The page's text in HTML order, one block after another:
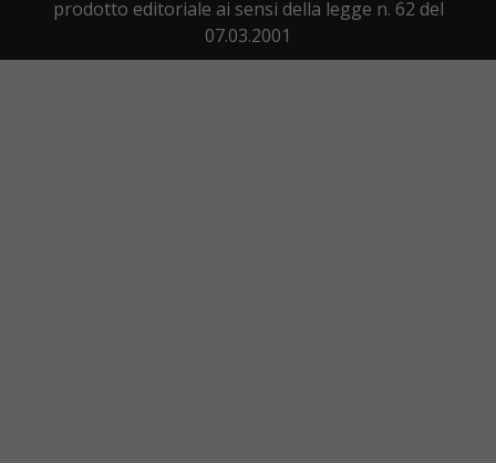
prodotto editoriale ai sensi della legge n. 62 del
07.03.2001